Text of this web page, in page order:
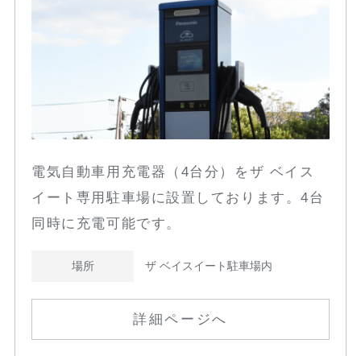
電気自動車用充電器（4台分）をザ ベイス
イート専用駐車場に設置しております。4台
同時に充電可能です。
場所 ザ ベイスイート駐車場内
詳細ページへ